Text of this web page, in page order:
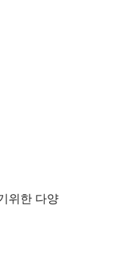
위한 다양